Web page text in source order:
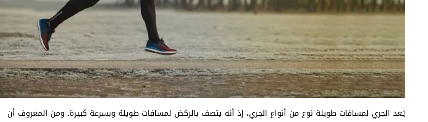
يُعد الجري لمسافات طويلة نوع من أنواع الجري، إذ أنه يتصف بالركض لمسافات طويلة وبسرعة كبيرة. ومن المعروف أن